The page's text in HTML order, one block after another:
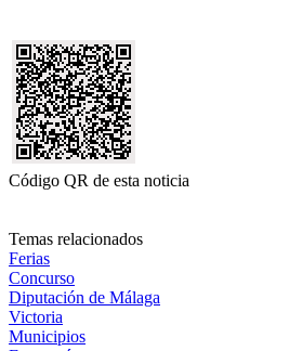
Código QR de esta noticia
Temas relacionados
Ferias
Concurso
Diputación de Málaga
Victoria
Municipios